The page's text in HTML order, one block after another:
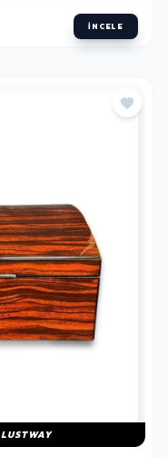
İNCELE
LUSTWAY